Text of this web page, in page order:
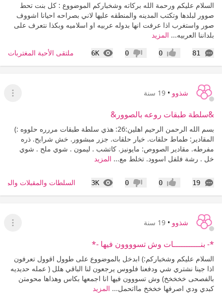
السلام عليكم ورحمة الله بركاته وشخباركم الموضووع : كل بنت تحط
صوور لبلدها وتكتب المدينه والمنطقه عليها لاني بصراحه احيانا اشووف
صور واستغرب اذا عرفت انها بدوله عربيه او اسلاميه وبكذا نتعرف على
بلداننا العربيه... المزيد
81
التعليقات إعجاب0 عدم إعجاب
0
6K
المشاهدات ملتقى الأحبة المغتربات
شذوو • 19 سنة
عرض
&سلطة طبقات روعه بالصوور&
بسم الله الرحمن الرحيم اهلين:26: هذي سلطة طبقات مررره حلووه :)
المقادير: طماط حلقات. خيار حلقات. جزر مبشوور. خش شرايح. ذره
مفرطه. مقادير الصووص: مايونيز. كاتشب . ليمون . شوي ملح . شوي
خل . رشة فلفل اسوود. تخلط مع... المزيد
19
التعليقات إعجاب0 عدم إعجاب
0
3K
المشاهدات السلطات والمقبلات
شذوو • 19 سنة
عرض
*- بنـــــــــــات وش تسوووون فيها -*
السلام عليكم وشخباركم:) ابدخل بالموضووع على طوول اقوول تعرفون
اذا جينا نشتري شي ودفعنا فلووس يرجعون لنا الباقي هلل ( عمله حديديه
بالفصحى خخخخخ) وش تسووون فيها انا اجمعها بكاس وهذاها محومتن
كبدي ودي اصرفها خخخخ مااتحمل... المزيد